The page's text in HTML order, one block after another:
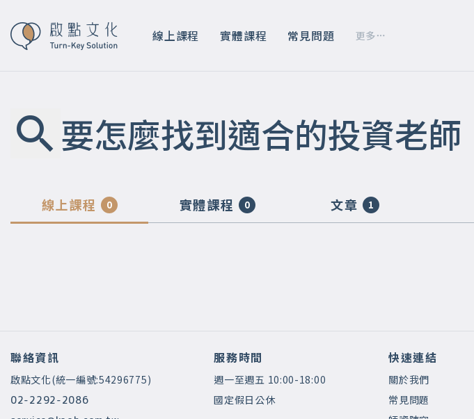
線上課程 實體課程 常見問題 更多
要怎麼找到適合的投資老師
線上課程 0 實體課程 0 文章 1
聯絡資訊
啟點文化(統一編號:54296775)
02-2292-2086
服務時間
週一至週五 10:00-18:00
國定假日公休
快速連結
關於我們
常見問題